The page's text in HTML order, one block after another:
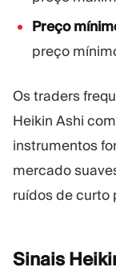
Preço
preço
Os traders
Heikin Ashi
instrumentos
mercado
ruídos de curto
Sinais